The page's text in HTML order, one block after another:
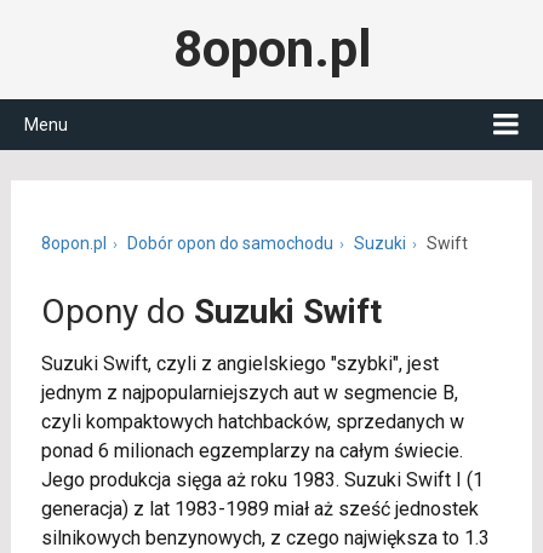
8opon.pl
Menu
8opon.pl Dobór opon do samochodu Suzuki Swift
Opony do Suzuki Swift
Suzuki Swift, czyli z angielskiego "szybki", jest
jednym z najpopularniejszych aut w segmencie B,
czyli kompaktowych hatchbacków, sprzedanych w
ponad 6 milionach egzemplarzy na całym świecie.
Jego produkcja sięga aż roku 1983. Suzuki Swift I (1
generacja) z lat 1983-1989 miał aż sześć jednostek
silnikowych benzynowych, z czego największa to 1.3